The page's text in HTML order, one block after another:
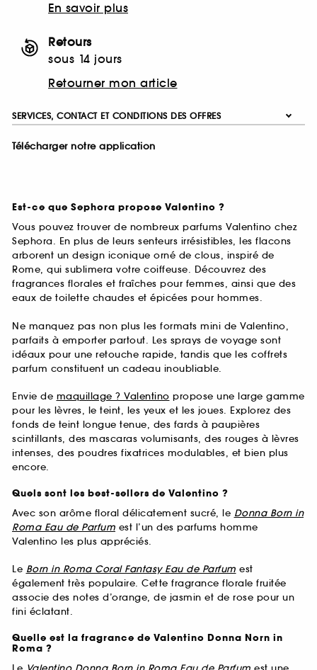
En savoir plus
Retours
sous 14 jours
Retourner mon article
SERVICES, CONTACT ET CONDITIONS DES OFFRES
Télécharger notre application
Est-ce que Sephora propose Valentino ?
Vous pouvez trouver de nombreux parfums Valentino chez
Sephora. En plus de leurs senteurs irrésistibles, les flacons
arborent un design iconique orné de clous, inspiré de
Rome, qui sublimera votre coiffeuse. Découvrez des
fragrances florales et fraîches pour femmes, ainsi que des
eaux de toilette chaudes et épicées pour hommes.
Ne manquez pas non plus les formats mini de Valentino,
parfaits à emporter partout. Les sprays de voyage sont
idéaux pour une retouche rapide, tandis que les coffrets
parfum constituent un cadeau inoubliable.
Envie de maquillage ? Valentino propose une large gamme
pour les lèvres, le teint, les yeux et les joues. Explorez des
fonds de teint longue tenue, des fards à paupières
scintillants, des mascaras volumisants, des rouges à lèvres
intenses, des poudres fixatrices modulables, et bien plus
encore.
Quels sont les best-sellers de Valentino ?
Avec son arôme floral délicatement sucré, le Donna Born in
Roma Eau de Parfum est l’un des parfums homme
Valentino les plus appréciés.
Le Born in Roma Coral Fantasy Eau de Parfum est
également très populaire. Cette fragrance florale fruitée
associe des notes d’orange, de jasmin et de rose pour un
fini éclatant.
Quelle est la fragrance de Valentino Donna Norn in
Roma ?